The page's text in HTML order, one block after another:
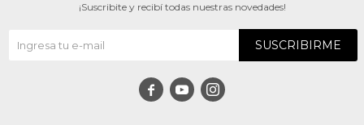
¡Suscribite y recibí todas nuestras novedades!
SUSCRIBIRME
  